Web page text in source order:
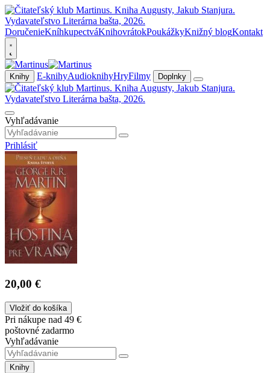
DoručenieKníhkupectváKnihovrátokPoukážkyKnižný blogKontakt
Knihy E-knihyAudioknihyHryFilmy Doplnky
Vyhľadávanie
Prihlásiť
20,00 €
Vložiť do košíka
Pri nákupe nad 49 €
poštovné zadarmo
Vyhľadávanie
Knihy